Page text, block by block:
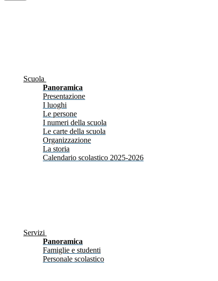
Scuola
Panoramica
Presentazione
I luoghi
Le persone
I numeri della scuola
Le carte della scuola
Organizzazione
La storia
Calendario scolastico 2025-2026
Servizi
Panoramica
Famiglie e studenti
Personale scolastico